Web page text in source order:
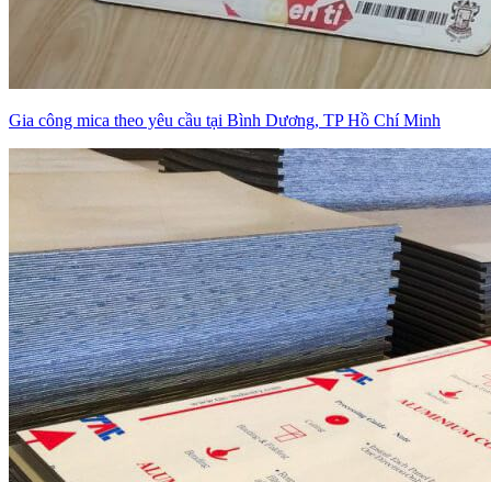
Gia công mica theo yêu cầu tại Bình Dương, TP Hồ Chí Minh